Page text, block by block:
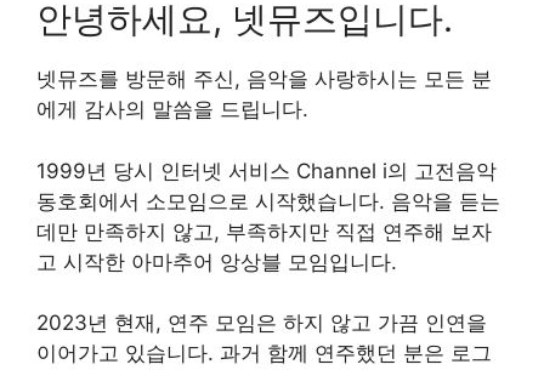
안녕하세요, 넷뮤즈입니다.
넷뮤즈를 방문해 주신, 음악을 사랑하시는 모든 분
에게 감사의 말씀을 드립니다.
1999년 당시 인터넷 서비스 Channel i의 고전음악
동호회에서 소모임으로 시작했습니다. 음악을 듣는
데만 만족하지 않고, 부족하지만 직접 연주해 보자
고 시작한 아마추어 앙상블 모임입니다.
2023년 현재, 연주 모임은 하지 않고 가끔 인연을
이어가고 있습니다. 과거 함께 연주했던 분은 로그